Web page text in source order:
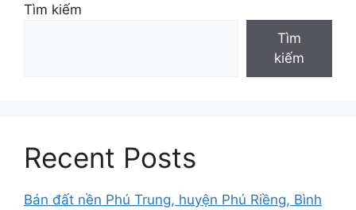
Tìm kiếm
Tìm
kiếm
Recent Posts
Bán đất nền Phú Trung, huyện Phú Riềng, Bình